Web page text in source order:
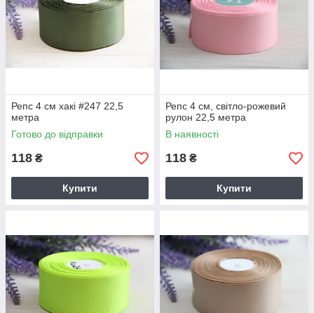
Репс 4 см хакі #247 22,5
метра
Готово до відправки
118 ₴
Купити
Репс 4 см, світло-рожевий
рулон 22,5 метра
В наявності
118 ₴
Купити